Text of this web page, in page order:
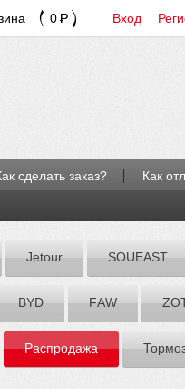
0 Вход
сделать заказ?
Как
Jetour SOUEAST
BYD FАW
Распродажа